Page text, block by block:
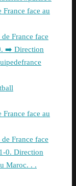
France face au
France face au